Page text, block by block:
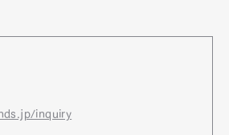
inquiry